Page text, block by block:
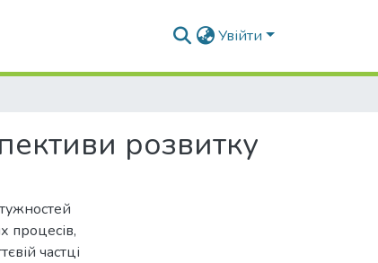
Увійти
розвитку
процесів,
частці